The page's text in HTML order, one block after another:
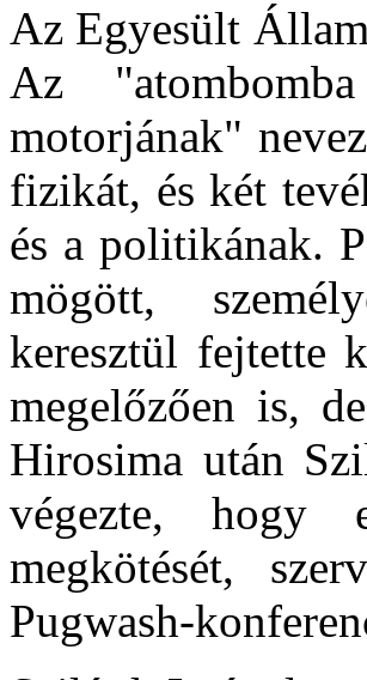
Az Egyesült
Az
motorjának"
fizikát, és két
és a politikának.
mögött,
keresztül fejtette
megelőzően is,
Hirosima után
végezte, hogy
megkötését,
Pugwash-